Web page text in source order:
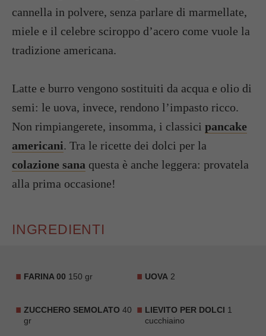
cannella in polvere, senza parlare di marmellate,
miele e il celebre sciroppo d’acero come vuole la
tradizione americana.
Latte e burro vengono sostituiti da acqua e olio di
semi: le uova, invece, rendono l’impasto ricco.
Non rimpiangerete, insomma, i classici pancake
americani. Tra le ricette dei dolci per la
colazione sana questa è anche leggera: provatela
alla prima occasione!
INGREDIENTI
FARINA 00 150 gr UOVA 2
ZUCCHERO SEMOLATO 40
gr
LIEVITO PER DOLCI 1
cucchiaino